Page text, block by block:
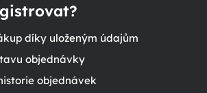
díky uloženým údajům
objednávky
objednávek